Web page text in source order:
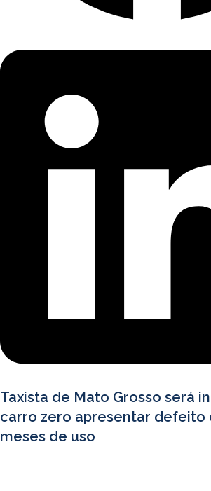
Taxista de Mato Grosso será
carro zero apresentar defeito
meses de uso